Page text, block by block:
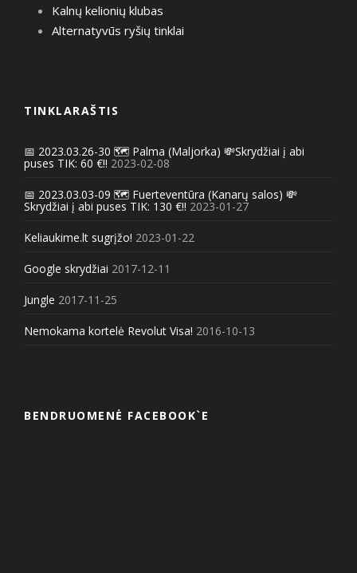
Kalnų kelionių klubas
Alternatyvūs ryšių tinklai
TINKLARAŠTIS
📅 2023.03.26-30 🗺️ Palma (Maljorka) 💸Skrydžiai į abi
puses TIK: 60 €!! 2023-02-08
📅 2023.03.03-09 🗺️ Fuerteventūra (Kanarų salos) 💸
Skrydžiai į abi puses TIK: 130 €!! 2023-01-27
Keliaukime.lt sugrįžo! 2023-01-22
Google skrydžiai 2017-12-11
Jungle 2017-11-25
Nemokama kortelė Revolut Visa! 2016-10-13
BENDRUOMENĖ FACEBOOK`E